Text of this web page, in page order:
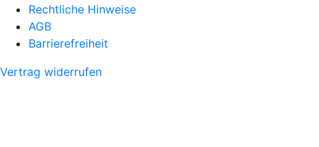
Rechtliche Hinweise
AGB
Barrierefreiheit
Vertrag widerrufen